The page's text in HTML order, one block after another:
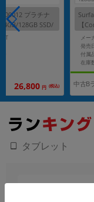
00012 プラチナ
4GB/128GB SSD/
26,800 円 (税込)
【
メー
発売
付属
在庫
中古B
タブレット